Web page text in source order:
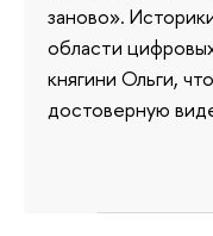
заново».
области
княгини Ольги,
достоверную